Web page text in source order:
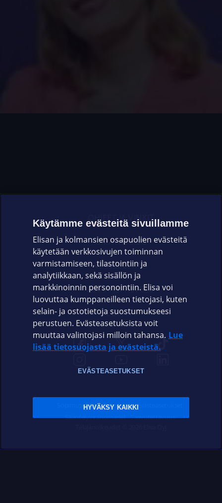
OHJEET JA VINKIT
OMAYHTEISÖ
VIANSELVITYS
ASIAKASPALVELU
ELISA.FI
Sopimusehdot Tietosuoja Evästeasetukset
Sääntelyviranomaiset Saavutettavuus
Käytämme evästeitä sivuillamme
Elisan ja kolmansien osapuolien evästeitä
käytetään verkkosivujen toiminnan
varmistamiseen, tilastointiin ja
analytiikkaan, sekä sisällön ja
markkinoinnin personointiin. Elisa voi
luovuttaa kumppaneilleen tietojasi, kuten
selain- ja ostotietoja suostumukseesi
perustuen. Evästeasetuksista voit
muuttaa valintojasi milloin tahansa. Lue
lisää tietosuojasta ja evästeistä.
EVÄSTEASETUKSET
HYVÄKSY KAIKKI